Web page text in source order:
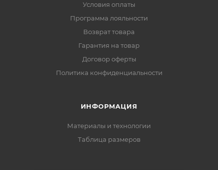
Условия оплаты
Программа лояльности
Возврат товара
Гарантия на товар
Договор оферты
Политика конфиденциальности
ИНФОРМАЦИЯ
Материалы и технологии
Таблица размеров